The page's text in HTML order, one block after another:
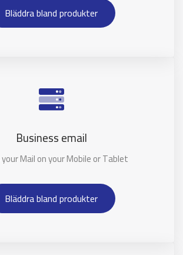
Bläddra bland produkter
Business email
Mail on your Mobile or Tablet
Bläddra bland produkter